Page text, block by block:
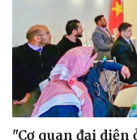
"Cơ quan đại